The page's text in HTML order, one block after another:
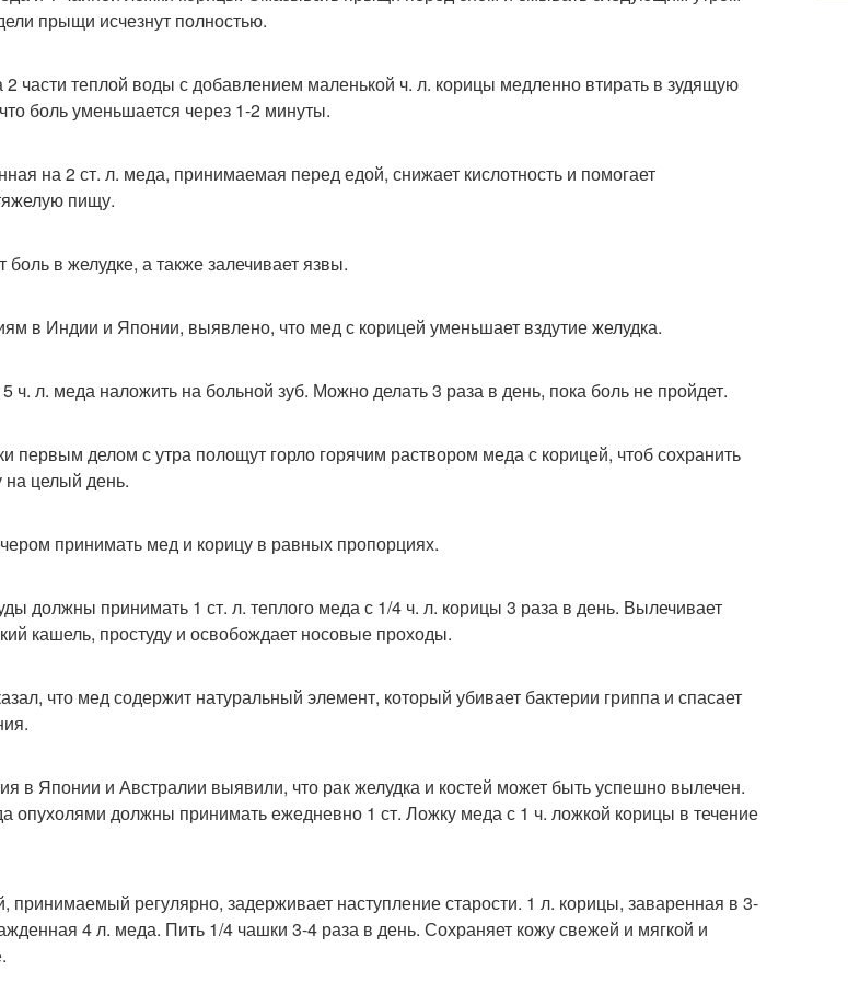
прыщи исчезнут полностью.
части теплой воды с добавлением маленькой ч. л. корицы медленно втирать в зудящую
боль уменьшается через 1-2 минуты.
на 2 ст. л. меда, принимаемая перед едой, снижает кислотность и помогает
пищу.
в желудке, а также залечивает язвы.
в Индии и Японии, выявлено, что мед с корицей уменьшает вздутие желудка.
ч. л. меда наложить на больной зуб. Можно делать 3 раза в день, пока боль не пройдет.
делом с утра полощут горло горячим раствором меда с корицей, чтоб сохранить
на целый день.
принимать мед и корицу в равных пропорциях.
должны принимать 1 ст. л. теплого меда с 1/4 ч. л. корицы 3 раза в день. Вылечивает
кашель, простуду и освобождает носовые проходы.
что мед содержит натуральный элемент, который убивает бактерии гриппа и спасает
в Японии и Австралии выявили, что рак желудка и костей может быть успешно вылечен.
опухолями должны принимать ежедневно 1 ст. Ложку меда с 1 ч. ложкой корицы в течение
принимаемый регулярно, задерживает наступление старости. 1 л. корицы, заваренная в 3-
4 л. меда. Пить 1/4 чашки 3-4 раза в день. Сохраняет кожу свежей и мягкой и